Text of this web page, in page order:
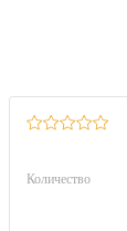
Количество